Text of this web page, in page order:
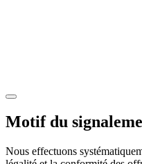
Motif du
Nous effectuons